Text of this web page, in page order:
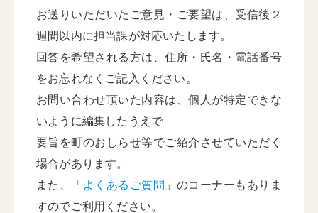
お送りいただいたご意見・ご要望は、受信後２
週間以内に担当課が対応いたします。
回答を希望される方は、住所・氏名・電話番号
をお忘れなくご記入ください。
お問い合わせ頂いた内容は、個人が特定できな
いように編集したうえで
要旨を町のおしらせ等でご紹介させていただく
場合があります。
また、「 よくあるご質問 」のコーナーもありま
すのでご利用ください。